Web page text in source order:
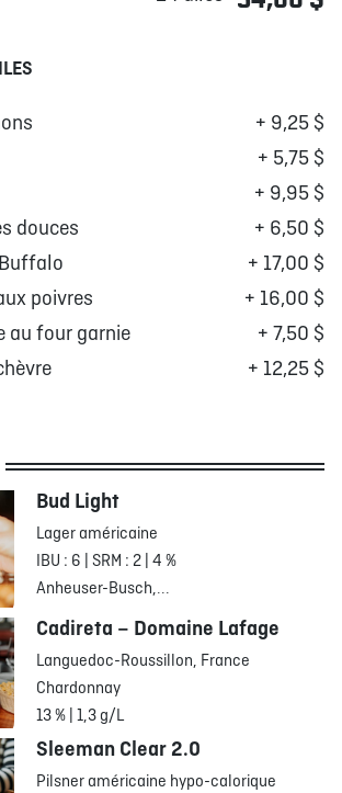
+ 9,25 $
+ 5,75 $
+ 9,95 $
douces
+ 6,50 $
+ 17,00 $
poivres
+ 16,00 $
au four garnie
+ 7,50 $
+ 12,25 $
Bud Light
Lager américaine
IBU : 6 | SRM : 2 | 4 %
Anheuser-Busch,...
Cadireta – Domaine Lafage
Languedoc-Roussillon, France
Chardonnay
13 % | 1,3 g/L
Sleeman Clear 2.0
Pilsner américaine hypo-calorique